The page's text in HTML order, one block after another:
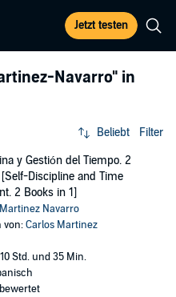
Jetzt testen
Navarro" in
Beliebt Filter
y Gestión del Tiempo. 2
[Self-Discipline and Time
2 Books in 1]
Navarro
von:Carlos Martinez
Std. und 35 Min.